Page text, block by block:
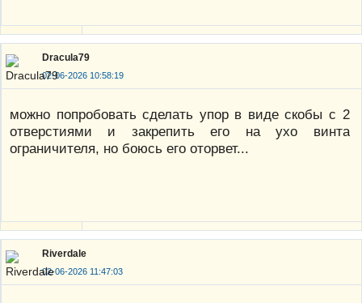
Dracula79
02-06-2026 10:58:19
можно попробовать сделать упор в виде скобы с 2
отверстиями и закрепить его на ухо винта
ограничителя, но боюсь его оторвет...
Riverdale
02-06-2026 11:47:03